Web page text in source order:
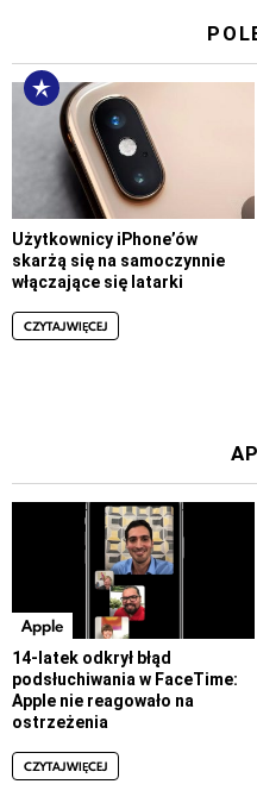
Użytkownicy iPhone’ów
skarżą się na samoczynnie
włączające się latarki
CZYTAJ WIĘCEJ
Apple
14-latek odkrył błąd
podsłuchiwania w FaceTime:
Apple nie reagowało na
ostrzeżenia
CZYTAJ WIĘCEJ